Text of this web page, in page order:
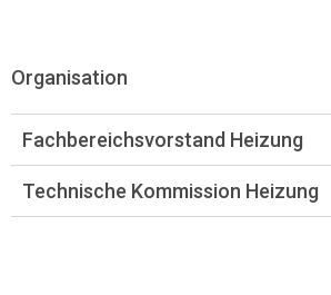
Organisation
Fachbereichsvorstand Heizung
Technische Kommission Heizung